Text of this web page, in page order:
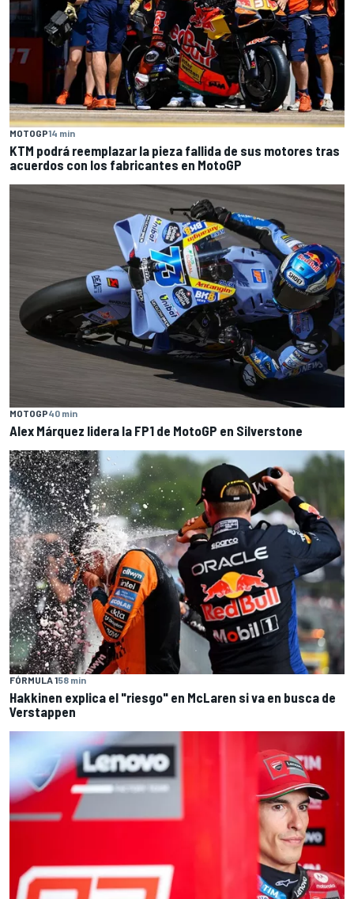
MOTOGP14 min
KTM podrá reemplazar la pieza fallida de sus motores tras
acuerdos con los fabricantes en MotoGP
MOTOGP40 min
Alex Márquez lidera la FP1 de MotoGP en Silverstone
FÓRMULA 158 min
Hakkinen explica el "riesgo" en McLaren si va en busca de
Verstappen